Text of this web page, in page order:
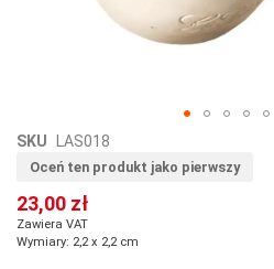
Przejdź
na
galerii
SKU LAS018
Oceń ten produkt jako pierwszy
23,00 zł
Zawiera VAT
Wymiary: 2,2 x 2,2 cm